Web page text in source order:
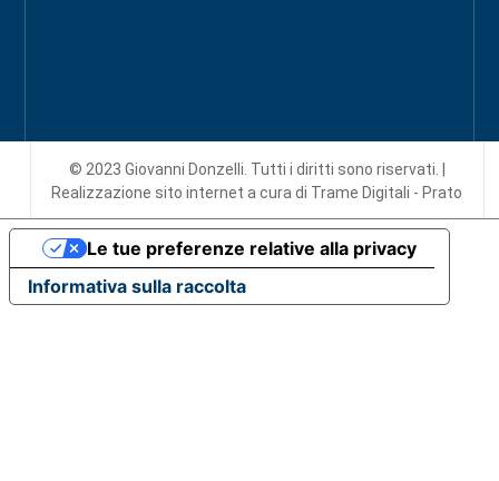
© 2023 Giovanni Donzelli. Tutti i diritti sono riservati. |
Realizzazione sito interneta cura di Trame Digitali - Prato
Informativa sulla raccolta
Le tue preferenze relative alla privacy